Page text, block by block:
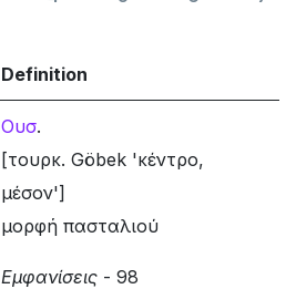
Definition
Ουσ.
[τουρκ. Göbek 'κέντρο,
μέσον']
μορφή πασταλιού
Εμφανίσεις - 98